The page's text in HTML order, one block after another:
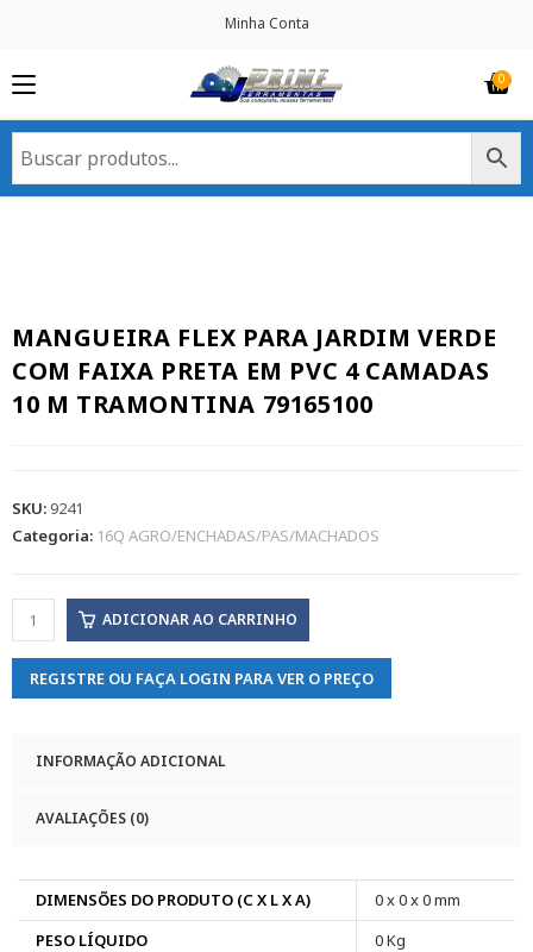
Minha Conta
MANGUEIRA FLEX PARA JARDIM VERDE
COM FAIXA PRETA EM PVC 4 CAMADAS
10 M TRAMONTINA 79165100
SKU:9241
Categoria: 16Q AGRO/ENCHADAS/PAS/MACHADOS
ADICIONAR AO CARRINHO
REGISTRE OU FAÇA LOGIN PARA VER O PREÇO
INFORMAÇÃO ADICIONAL
AVALIAÇÕES (0)
DIMENSÕES DO PRODUTO (C X L X A)
0 x 0 x 0 mm
PESO LÍQUIDO
0 Kg